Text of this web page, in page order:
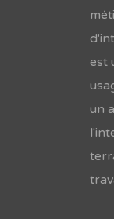
est
un